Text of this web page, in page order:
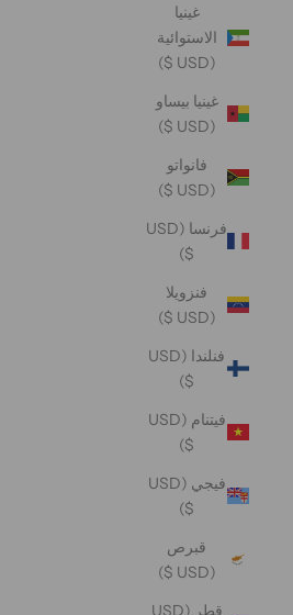
غينيا
الاستوائية
(USD $)
غينيا بيساو
(USD $)
فانواتو
(USD $)
فرنسا (USD
$)
فنزويلا
(USD $)
فنلندا (USD
$)
فيتنام (USD
$)
فيجي (USD
$)
قبرص
(USD $)
قطر (USD